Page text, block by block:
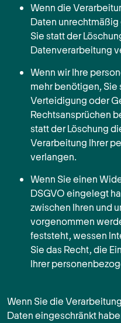
Wenn die
Daten
Sie statt der
Datenverarbeitung
Wenn wir Ihre
mehr benötigen, Sie
Verteidigung oder
Rechtsansprüchen
statt der Löschung
Verarbeitung Ihrer
verlangen.
Wenn Sie einen
DSGVO eingelegt
zwischen Ihren und
vorgenommen
feststeht, wessen
Sie das Recht, die
Ihrer
Wenn Sie die
Daten eingeschränkt